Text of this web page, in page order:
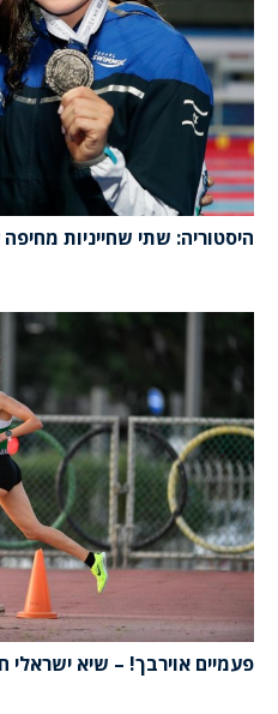
היסטוריה: שתי שחייניות
פעמיים אוירבך! – שיא ישראלי